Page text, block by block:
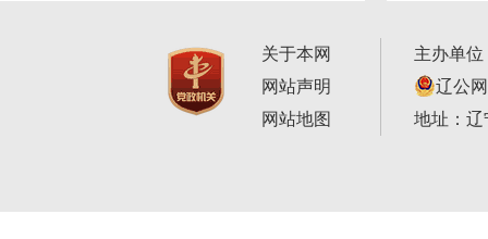
关于本网
网站声明
网站地图
主办单
辽公
地址：辽